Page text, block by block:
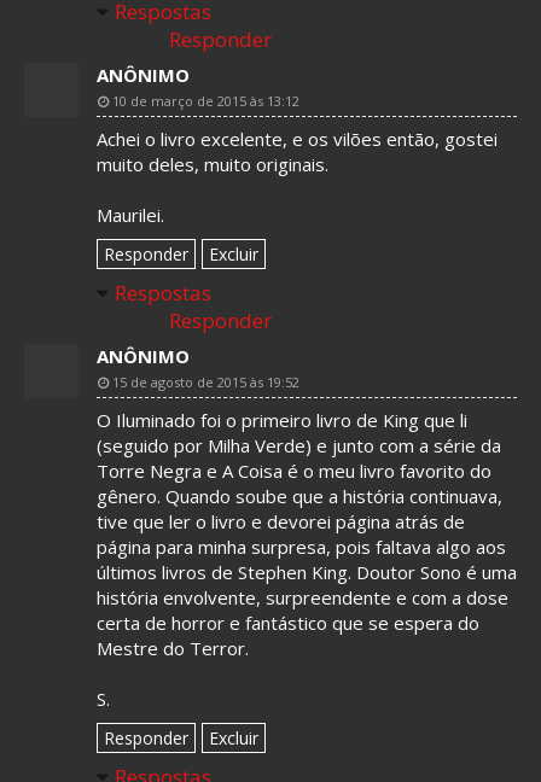
Respostas
Responder
ANÔNIMO
10 de março de 2015 às 13:12
Achei o livro excelente, e os vilões então, gostei
muito deles, muito originais.
Maurilei.
Responder Excluir
Respostas
Responder
ANÔNIMO
15 de agosto de 2015 às 19:52
O Iluminado foi o primeiro livro de King que li
(seguido por Milha Verde) e junto com a série da
Torre Negra e A Coisa é o meu livro favorito do
gênero. Quando soube que a história continuava,
tive que ler o livro e devorei página atrás de
página para minha surpresa, pois faltava algo aos
últimos livros de Stephen King. Doutor Sono é uma
história envolvente, surpreendente e com a dose
certa de horror e fantástico que se espera do
Mestre do Terror.
S.
Responder Excluir